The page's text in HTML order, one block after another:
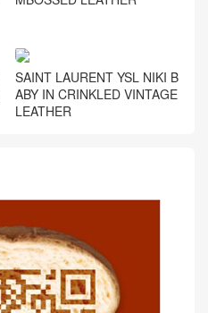
SAINT LAURENT YSL NIKI B
ABY IN CRINKLED VINTAGE
LEATHER